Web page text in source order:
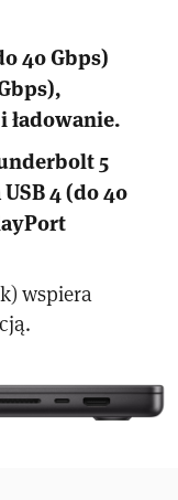
40 Gbps)
ładowanie.
5
4 (do 40
wspiera